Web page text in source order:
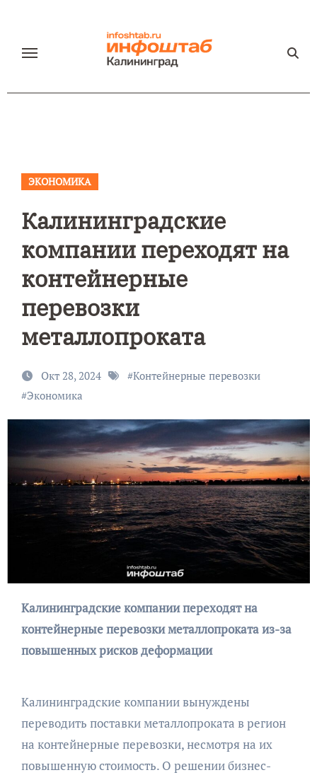
содержанию
ЭКОНОМИКА
Калининградские
компании переходят на
контейнерные
перевозки
металлопроката
Окт 28, 2024 #Контейнерные перевозки
#Экономика
Калининградские компании переходят на
контейнерные перевозки металлопроката из-за
повышенных рисков деформации
Калининградские компании вынуждены
переводить поставки металлопроката в регион
на контейнерные перевозки, несмотря на их
повышенную стоимость. О решении бизнес-